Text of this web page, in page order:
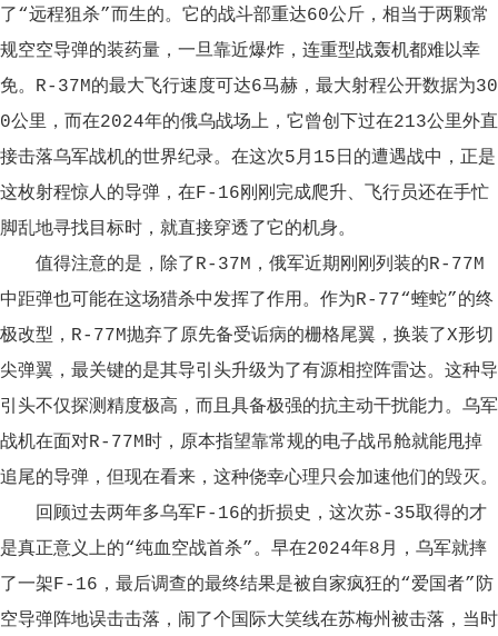
了“远程狙杀”而生的。它的战斗部重达60公斤，相当于两颗常
规空空导弹的装药量，一旦靠近爆炸，连重型战轰机都难以幸
免。R-37M的最大飞行速度可达6马赫，最大射程公开数据为30
0公里，而在2024年的俄乌战场上，它曾创下过在213公里外直
接击落乌军战机的世界纪录。在这次5月15日的遭遇战中，正是
这枚射程惊人的导弹，在F-16刚刚完成爬升、飞行员还在手忙
脚乱地寻找目标时，就直接穿透了它的机身。
值得注意的是，除了R-37M，俄军近期刚刚列装的R-77M
中距弹也可能在这场猎杀中发挥了作用。作为R-77“蝰蛇”的终
极改型，R-77M抛弃了原先备受诟病的栅格尾翼，换装了X形切
尖弹翼，最关键的是其导引头升级为了有源相控阵雷达。这种导
引头不仅探测精度极高，而且具备极强的抗主动干扰能力。乌军
战机在面对R-77M时，原本指望靠常规的电子战吊舱就能甩掉
追尾的导弹，但现在看来，这种侥幸心理只会加速他们的毁灭。
回顾过去两年多乌军F-16的折损史，这次苏-35取得的才
是真正意义上的“纯血空战首杀”。早在2024年8月，乌军就摔
了一架F-16，最后调查的最终结果是被自家疯狂的“爱国者”防
空导弹阵地误击击落，闹了个国际大笑线在苏梅州被击落，当时